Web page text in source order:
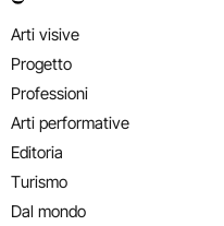
Arti visive
Progetto
Professioni
Arti performative
Editoria
Turismo
Dal mondo